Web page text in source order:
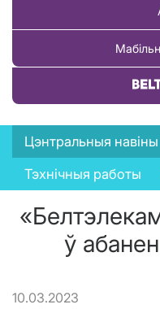
News
menu
Цэнтральныя навіны
Тэхнічныя работы
ў
10.03.2023